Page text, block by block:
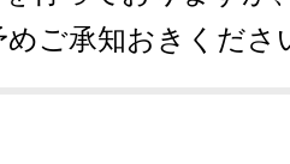
ご承知おきくださ